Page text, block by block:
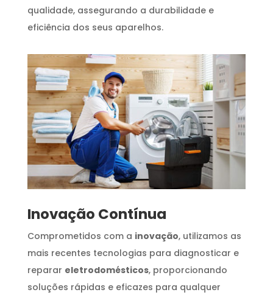
qualidade, assegurando a durabilidade e
eficiência dos seus aparelhos.
Inovação Contínua
Comprometidos com a inovação, utilizamos as
mais recentes tecnologias para diagnosticar e
reparar eletrodomésticos, proporcionando
soluções rápidas e eficazes para qualquer